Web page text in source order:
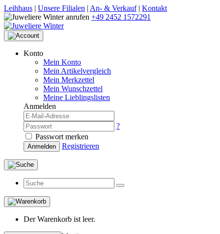
Leihhaus | Unsere Filialen | An- & Verkauf| Kontakt
+49 2452 1572291
Konto
Mein Konto
Mein Artikelvergleich
Mein Merkzettel
Mein Wunschzettel
Meine Lieblingslisten
Anmelden
?
Passwort merken
Anmelden Registrieren
Der Warenkorb ist leer.